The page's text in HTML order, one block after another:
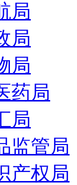
局
局
局
药局
局
监管局
产权局